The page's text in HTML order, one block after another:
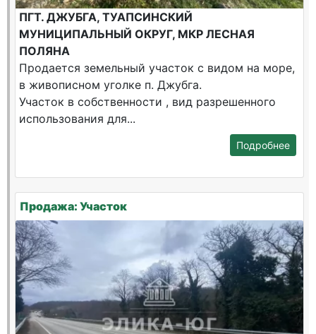
ПГТ. ДЖУБГА, ТУАПСИНСКИЙ
МУНИЦИПАЛЬНЫЙ ОКРУГ, МКР ЛЕСНАЯ
ПОЛЯНА
Продается земельный участок с видом на море,
в живописном уголке п. Джубга.
Участок в собственности , вид разрешенного
использования для...
Подробнее
Продажа: Участок